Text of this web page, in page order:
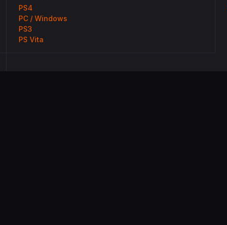
PS4
PC / Windows
PS3
PS Vita